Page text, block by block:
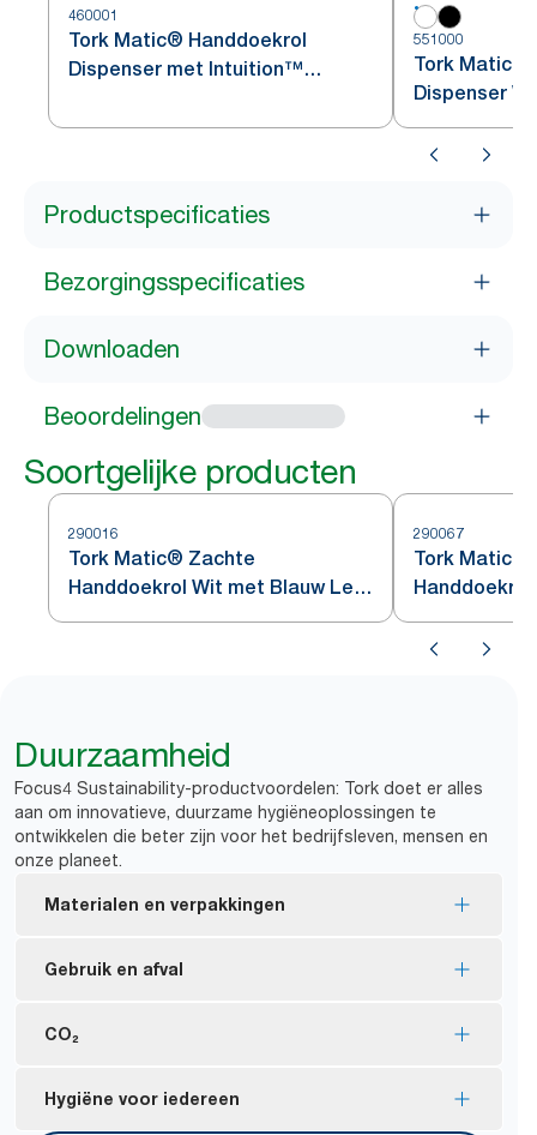
460001
Tork Matic® Handdoekrol
Dispenser met Intuition™
551000
Tork Matic®
Dispenser
Productspecificaties
Bezorgingsspecificaties
Downloaden
Beoordelingen
Soortgelijke producten
290016
Tork Matic® Zachte
Handdoekrol Wit met Blauw Leaf
H1
290067
Tork Matic®
H1
Duurzaamheid
Focus4 Sustainability-productvoordelen: Tork doet er alles
aan om innovatieve, duurzame hygiëneoplossingen te
ontwikkelen die beter zijn voor het bedrijfsleven, mensen en
onze planeet.
Materialen en verpakkingen
EU Ecolabel-gecertificeerde vullingen: minder
Tork Naturel producten zijn gemaakt van 100%
Gebruik en afval
Vel-voor-vel-dosering zorgt voor minder verbruik
Met de overstap van Tork C-vouw naar Tork
CO₂
Tork Matic® heeft een gemiddelde cradle-to-grave
Hygiëne voor iedereen